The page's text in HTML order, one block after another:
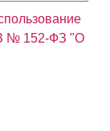
№ 152-ФЗ "О